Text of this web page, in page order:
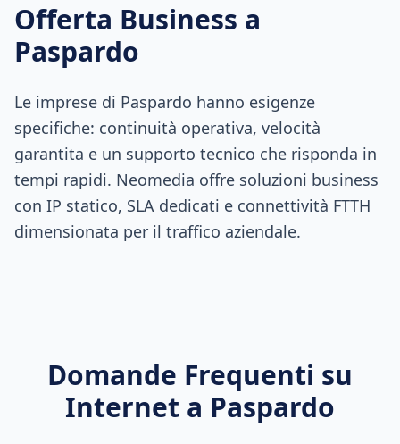
Offerta Business a
Paspardo
Le imprese di Paspardo hanno esigenze
specifiche: continuità operativa, velocità
garantita e un supporto tecnico che risponda in
tempi rapidi. Neomedia offre soluzioni business
con IP statico, SLA dedicati e connettività FTTH
dimensionata per il traffico aziendale.
Domande Frequenti su
Internet a Paspardo